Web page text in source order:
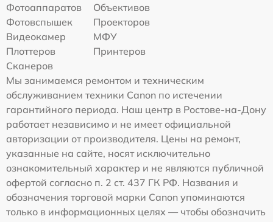
Фотоаппаратов
Объективов
Фотовспышек
Проекторов
Видеокамер
МФУ
Плоттеров
Принтеров
Сканеров
Мы занимаемся ремонтом и техническим
обслуживанием техники Canon по истечении
гарантийного периода. Наш центр в Ростове-на-Дону
работает независимо и не имеет официальной
авторизации от производителя. Цены на ремонт,
указанные на сайте, носят исключительно
ознакомительный характер и не являются публичной
офертой согласно п. 2 ст. 437 ГК РФ. Названия и
обозначения торговой марки Canon упоминаются
только в информационных целях — чтобы обозначить